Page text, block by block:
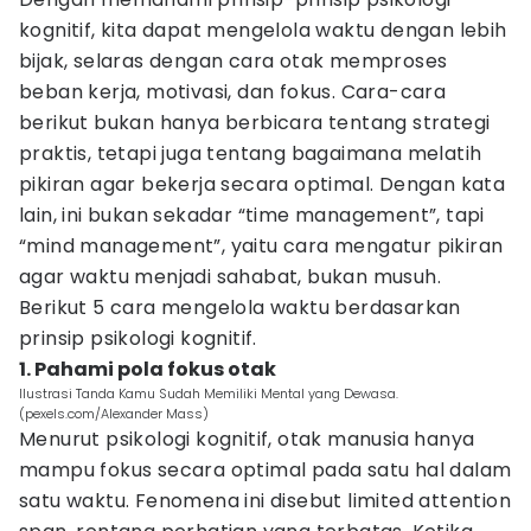
kognitif, kita dapat mengelola waktu dengan lebih
bijak, selaras dengan cara otak memproses
beban kerja, motivasi, dan fokus. Cara-cara
berikut bukan hanya berbicara tentang strategi
praktis, tetapi juga tentang bagaimana melatih
pikiran agar bekerja secara optimal. Dengan kata
lain, ini bukan sekadar “time management”, tapi
“mind management”, yaitu cara mengatur pikiran
agar waktu menjadi sahabat, bukan musuh.
Berikut 5 cara mengelola waktu berdasarkan
prinsip psikologi kognitif.
1. Pahami pola fokus otak
Ilustrasi Tanda Kamu Sudah Memiliki Mental yang Dewasa.
(pexels.com/Alexander Mass)
Menurut psikologi kognitif, otak manusia hanya
mampu fokus secara optimal pada satu hal dalam
satu waktu. Fenomena ini disebut limited attention